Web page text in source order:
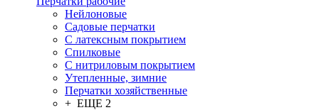
Нейлоновые
Садовые перчатки
С латексным покрытием
Cпилковые
С нитриловым покрытием
Утепленные, зимние
Перчатки хозяйственные
+ ЕЩЕ 2